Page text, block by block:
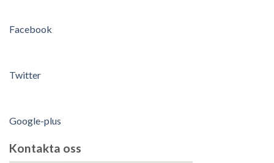
Facebook
Twitter
Google-plus
Kontakta oss